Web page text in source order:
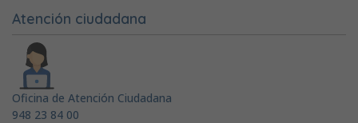
Atención ciudadana
Oficina de Atención Ciudadana
948 23 84 00